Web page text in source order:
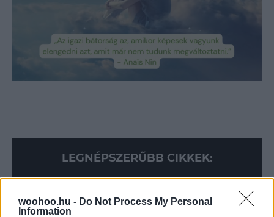
woohoo.hu - Do Not Process My Personal
Information
LEGNÉPSZERŰBB CIKKEK: